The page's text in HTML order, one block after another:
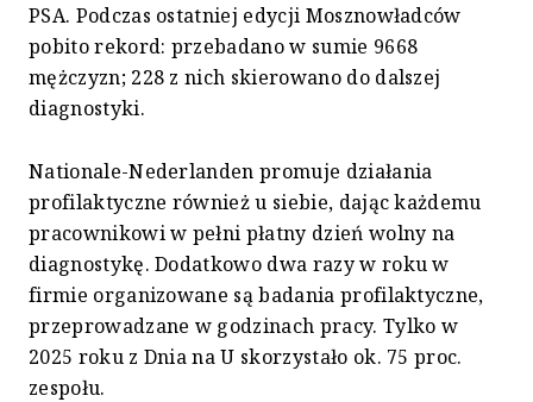
PSA. Podczas ostatniej edycji Mosznowładców
pobito rekord: przebadano w sumie 9668
mężczyzn; 228 z nich skierowano do dalszej
diagnostyki.
Nationale-Nederlanden promuje działania
profilaktyczne również u siebie, dając każdemu
pracownikowi w pełni płatny dzień wolny na
diagnostykę. Dodatkowo dwa razy w roku w
firmie organizowane są badania profilaktyczne,
przeprowadzane w godzinach pracy. Tylko w
2025 roku z Dnia na U skorzystało ok. 75 proc.
zespołu.